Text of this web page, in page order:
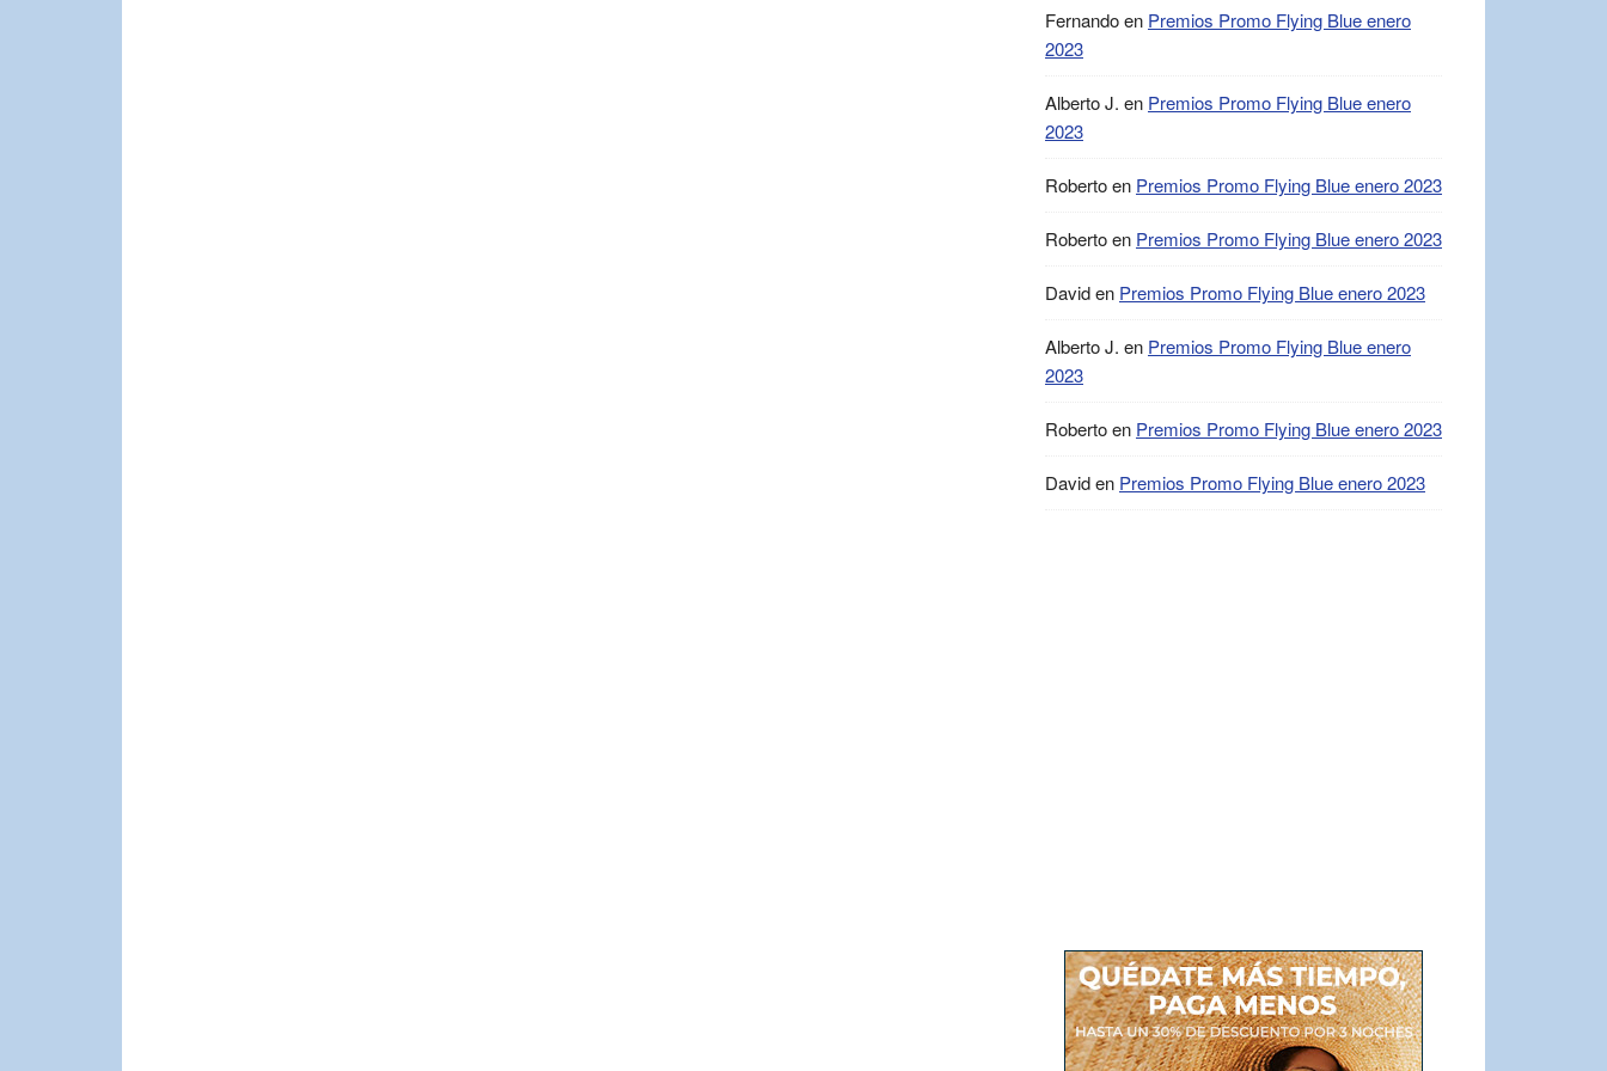
Fernandoen Premios Promo Flying Blue enero
2023
Alberto J. en Premios Promo Flying Blue enero
2023
Robertoen Premios Promo Flying Blue enero 2023
Robertoen Premios Promo Flying Blue enero 2023
Daviden Premios Promo Flying Blue enero 2023
Alberto J. en Premios Promo Flying Blue enero
2023
Robertoen Premios Promo Flying Blue enero 2023
Daviden Premios Promo Flying Blue enero 2023